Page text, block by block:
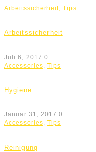
Arbeitssicherheit,Tips
Arbeitssicherheit
Juli 6, 2017 0
Accessories ,Tips
Hygiene
Januar 31, 2017 0
Accessories,Tips
Reinigung